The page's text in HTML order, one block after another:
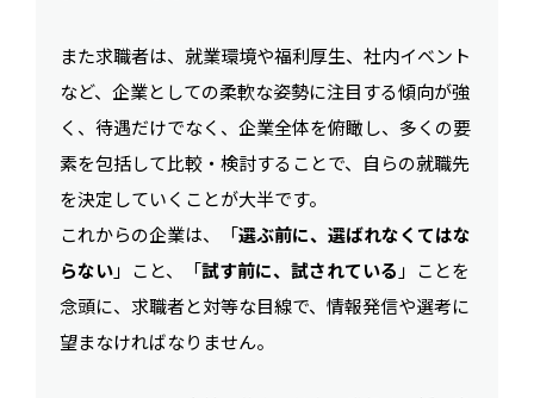
また求職者は、就業環境や福利厚生、社内イベント
など、企業としての柔軟な姿勢に注目する傾向が強
く、待遇だけでなく、企業全体を俯瞰し、多くの要
素を包括して比較・検討することで、自らの就職先
を決定していくことが大半です。
これからの企業は、「選ぶ前に、選ばれなくてはな
らない」こと、「試す前に、試されている 」ことを
念頭に、求職者と対等な目線で、情報発信や選考に
望まなければなりません。